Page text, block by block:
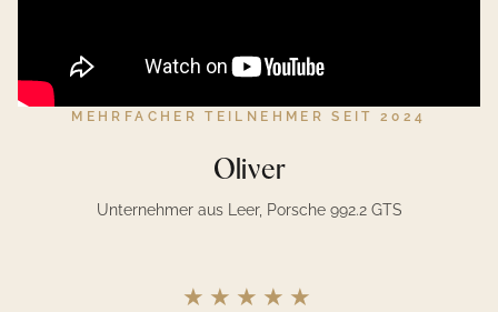
MEHRFACHER TEILNEHMER SEIT 2024
Oliver
Unternehmer aus Leer, Porsche 992.2 GTS
★★★★★